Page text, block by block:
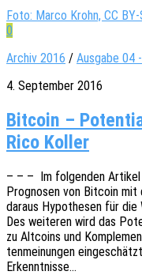
Foto: Marco Krohn, CC BY-
0
Archiv 2016 / Ausgabe 04
4. September 2016
Bit­coin –
Rico Koller
– – – Im folgen­den Arti­kel
Progno­sen von Bitco­in
daraus Hypo­the­sen für
Des weite­ren wird das
zu Altco­ins und
ten­mei­nun­gen
Erkenntnisse…